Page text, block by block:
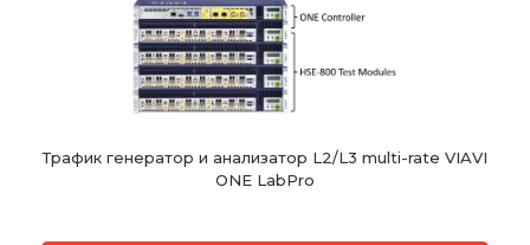
Трафик генератор и анализатор L2/L3 multi-rate VIAVI
ONE LabPro